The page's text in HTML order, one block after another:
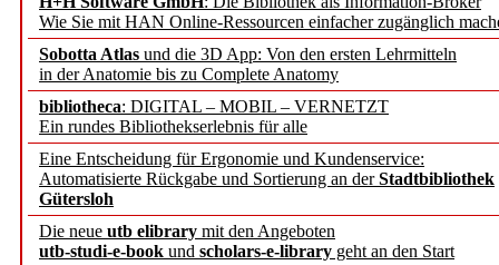
Wie Sie mit HAN Online-Ressourcen einfacher zugänglich
Sobotta Atlas und die 3D App: Von den ersten Lehrmitteln
in der Anatomie bis zu Complete Anatomy
bibliotheca: DIGITAL – MOBIL – VERNETZT
Ein rundes Bibliothekserlebnis für alle
Eine Entscheidung für Ergonomie und Kundenservice:
Automatisierte Rückgabe und Sortierung an derStadtbibliothek
Gütersloh
Die neue utb elibrary mit den Angeboten
utb-studi-e-book und scholars-e-library geht an den Start
Francke Attempto
EBSCO Information
Recherchefunktionen in
Sorbisches Institut neu
Geschichte und